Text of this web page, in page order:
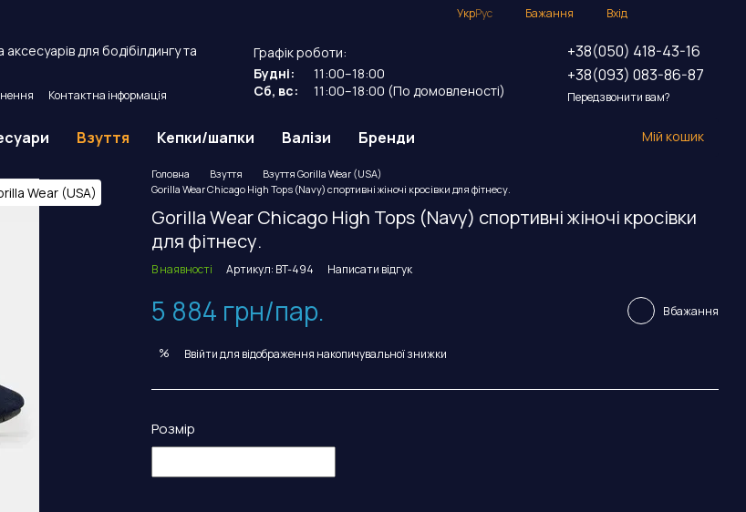
УкрРус Бажання Вхід
для бодібілдингу та
Контактна інформація
Графік роботи:
Будні:
11:00–18:00
Сб, вс:
11:00–18:00 (По домовленості)
+38(050) 418-43-16
+38(093) 083-86-87
Передзвонити вам?
Взуття Кепки/шапки Валізи Бренди Мій кошик
Головна Взуття
Взуття Gorilla Wear (USA)
Gorilla Wear Chicago High Tops (Navy) спортивні жіночі кросівки для фітнесу.
Gorilla Wear Chicago High Tops (Navy) спортивні жіночі кросівки
для фітнесу.
В наявності Артикул: BT-494 Написати відгук
5 884 грн/пар. В бажання
% Ввійтидля відображення накопичувальної знижки
Розмір